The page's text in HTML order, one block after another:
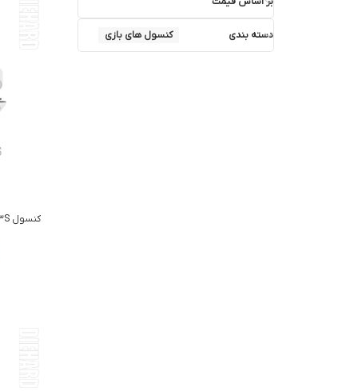
دسته بندی کنسول های بازی
کنسول META QUEST 3S – حافظه 256GB